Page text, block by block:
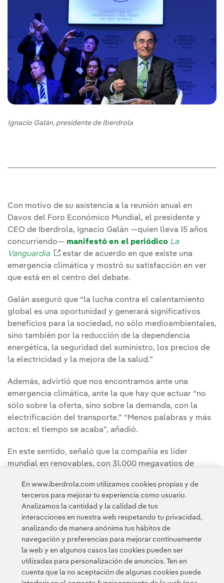
Ignacio Galán, presidente de Iberdrola
Con motivo de su asistencia a la reunión anual en
Davos del Foro Económico Mundial, el presidente y
CEO de Iberdrola, Ignacio Galán —quien lleva 15 años
concurriendo— manifestó en el periódico La
Vanguardia
Enlace externo, se abre en ventana
estar de acuerdo en que existe una
emergencia climática y mostró su satisfacción en ver
que está en el centro del debate.
Galán aseguró que “la lucha contra el calentamiento
global es una oportunidad y generará significativos
beneficios para la sociedad, no sólo medioambientales,
sino también por la reducción de la dependencia
energética, la seguridad del suministro, los precios de
la electricidad y la mejora de la salud.”
Además, advirtió que nos encontramos ante una
emergencia climática, ante la que hay que actuar “no
sólo sobre la oferta, sino sobre la demanda, con la
electrificación del transporte.” “Menos palabras y más
actos: el tiempo se acaba”, añadió.
En este sentido, señaló que la compañía es líder
mundial en renovables, con 31.000 megavatios de
emisiones en Reino Unido, Alemania, Portugal y
Estados Unidos.
Contacta Clientes Política de Privacidad Información legal
En www.iberdrola.com utilizamos cookies propias y de
terceros para mejorar tu experiencia como usuario.
Analizamos la cantidad y la calidad de tus
interacciones en nuestra web respetando tu privacidad,
analizando de manera anónima tus hábitos de
navegación y preferencias para mejorar continuamente
la web y en algunos casos las cookies pueden ser
utilizadas para personalización de anuncios. Ten en
cuenta que la no aceptación de algunas cookies puede